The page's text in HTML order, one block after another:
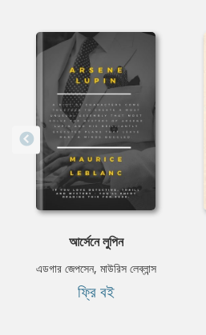
আর্সেনে লুপিন
এডগার জেপসেন, মাউরিস লেব্লান্স
ফ্রি বই